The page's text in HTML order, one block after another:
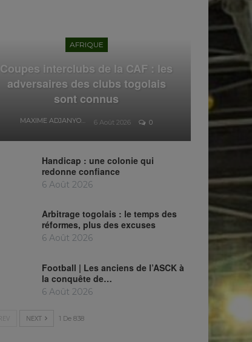
AFRIQUE
Coupes interclubs de la CAF : les
adversaires des clubs togolais
sont connus
6 Août 2026 0
Handicap : une colonie qui
redonne confiance
6 Août 2026
Arbitrage togolais : le temps des
réformes, plus des excuses
6 Août 2026
Football | Les anciens de l’ASCK à
la conquête de…
6 Août 2026
NEXT 1 De 838